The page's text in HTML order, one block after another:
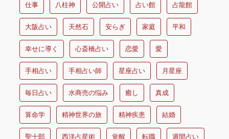
仕事 八柱神 公開占い 占い館 占龍館
大阪占い 天然石 安らぎ 家庭 平和
幸せに導く 心斎橋占い 恋愛 愛
手相占い 手相占い師 星座占い 月星座
毎日占い 水商売の悩み 癒し 真成
算命学 精神世界の旅 精神疾患 結婚
聖十郎 西洋占星術 覚醒 転職 週間占い